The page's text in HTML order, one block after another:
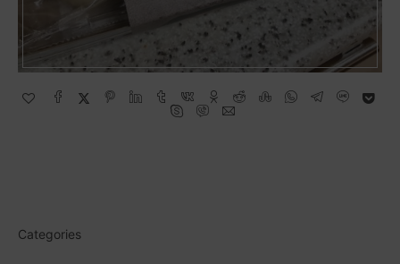
Categories